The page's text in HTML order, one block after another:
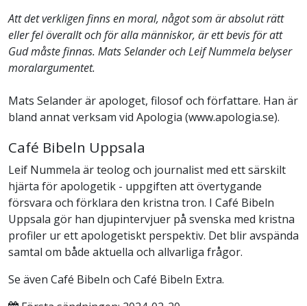
Att det verkligen finns en moral, något som är absolut rätt
eller fel överallt och för alla människor, är ett bevis för att
Gud måste finnas. Mats Selander och Leif Nummela belyser
moralargumentet.
Mats Selander är apologet, filosof och författare. Han är
bland annat verksam vid Apologia (www.apologia.se).
Café Bibeln Uppsala
Leif Nummela är teolog och journalist med ett särskilt
hjärta för apologetik - uppgiften att övertygande
försvara och förklara den kristna tron. I Café Bibeln
Uppsala gör han djupintervjuer på svenska med kristna
profiler ur ett apologetiskt perspektiv. Det blir avspända
samtal om både aktuella och allvarliga frågor.
Se även Café Bibeln och Café Bibeln Extra.